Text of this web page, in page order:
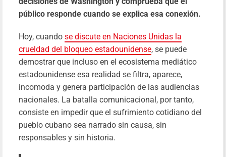
público responde cuando se explica esa conexión.
Hoy, cuando se discute en Naciones Unidas la
crueldad del bloqueo estadounidense, se puede
demostrar que incluso en el ecosistema mediático
estadounidense esa realidad se filtra, aparece,
incomoda y genera participación de las audiencias
nacionales. La batalla comunicacional, por tanto,
consiste en impedir que el sufrimiento cotidiano del
pueblo cubano sea narrado sin causa, sin
responsables y sin historia.